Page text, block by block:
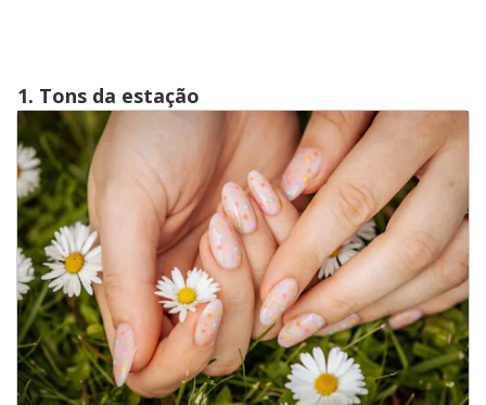
1. Tons da estação